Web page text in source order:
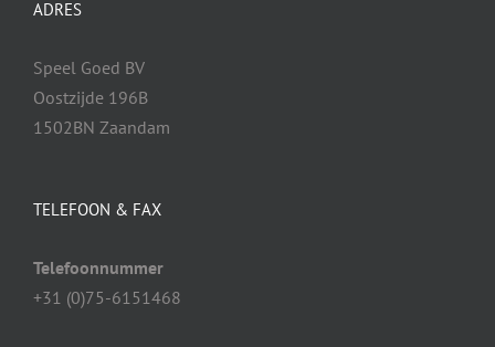
ADRES
Speel Goed BV
Oostzijde 196B
1502BN Zaandam
TELEFOON & FAX
Telefoonnummer
+31 (0)75-6151468